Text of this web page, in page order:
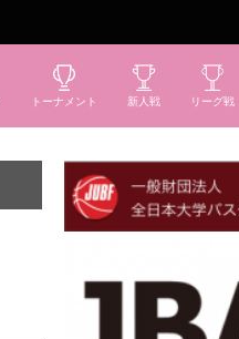
トーナメント 新人戦 リーグ戦